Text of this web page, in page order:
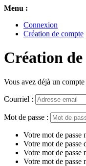
Menu :
Connexion
Création de compte
Création
Vous avez déjà un
Courriel :
Mot de passe :
Votre mot de passe
Votre mot de passe
Votre mot de passe
Votre mot de passe